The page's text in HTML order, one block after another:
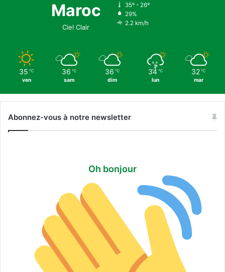
Maroc
Ciel Clair
35º - 26º
29%
2.2 km/h
35 ℃
ven
36 ℃
sam
36 ℃
dim
34 ℃
lun
32 ℃
mar
Abonnez-vous à notre newsletter
Oh bonjour